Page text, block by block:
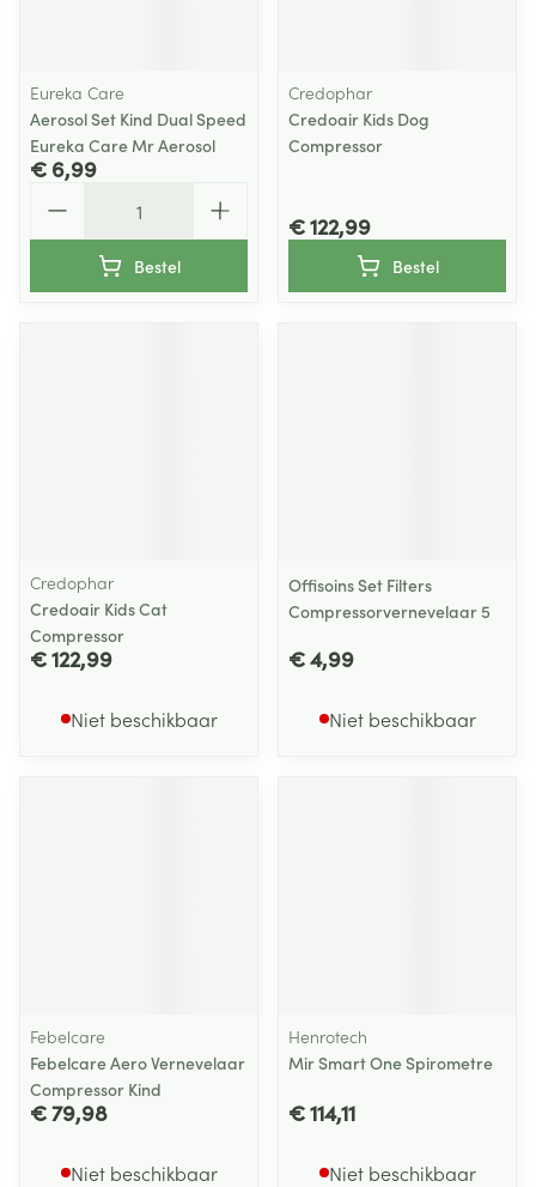
Eureka Care
Aerosol Set Kind Dual Speed
Eureka Care Mr Aerosol
€ 6,99
Bestel
Credophar
Credoair Kids Dog
Compressor
€ 122,99
Bestel
Credophar
Credoair Kids Cat
Compressor
€ 122,99
Niet beschikbaar
Offisoins Set Filters
Compressorvernevelaar 5
€ 4,99
Niet beschikbaar
Febelcare
Febelcare Aero Vernevelaar
Compressor Kind
€ 79,98
Niet beschikbaar
Henrotech
Mir Smart One Spirometre
€ 114,11
Niet beschikbaar